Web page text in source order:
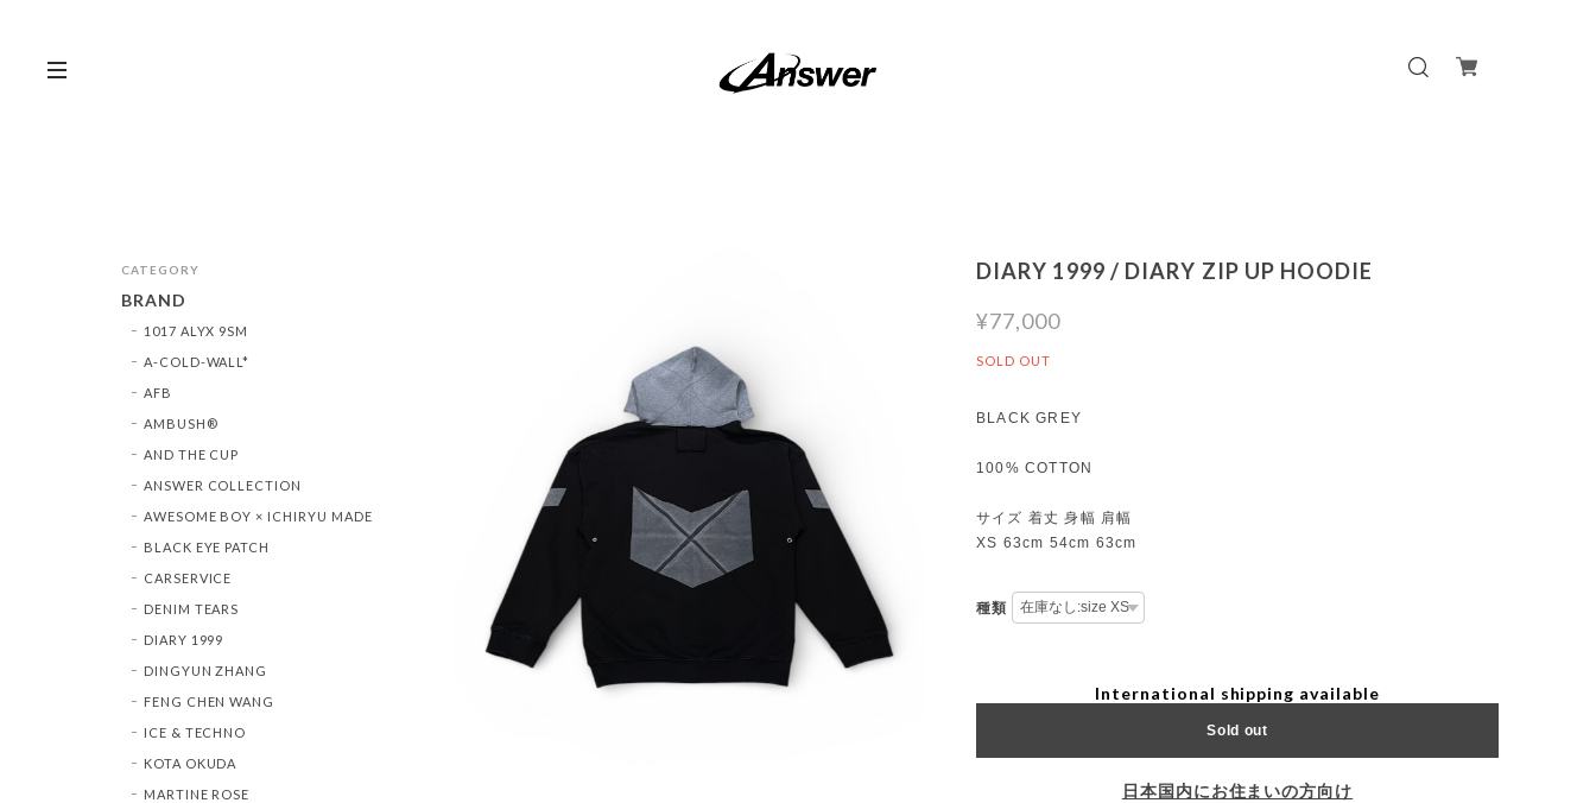
DIARY 1999 / DIARY ZIP UP HOODIE
¥77,000
SOLD OUT
BLACK GREY
100% COTTON
サイズ 着丈 身幅 肩幅
XS 63cm 54cm 63cm
種類
International shipping available
Sold out
日本国内にお住まいの方向け
CATEGORY
BRAND
1017 ALYX 9SM
A-COLD-WALL*
AFB
AMBUSH®︎
AND THE CUP
ANSWER COLLECTION
AWESOME BOY × ICHIRYU MADE
BLACK EYE PATCH
CARSERVICE
DENIM TEARS
DIARY 1999
DINGYUN ZHANG
FENG CHEN WANG
ICE & TECHNO
KOTA OKUDA
MARTINE ROSE